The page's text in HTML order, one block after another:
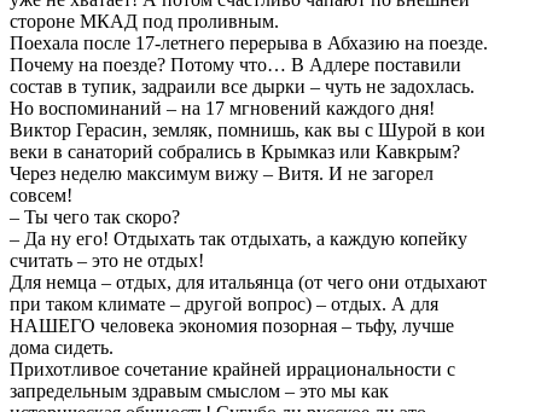
стороне МКАД под проливным.
Поехала после 17-летнего перерыва в Абхазию на поезде.
Почему на поезде? Потому что… В Адлере поставили
состав в тупик, задраили все дырки – чуть не задохлась.
Но воспоминаний – на 17 мгновений каждого дня!
Виктор Герасин, земляк, помнишь, как вы с Шурой в кои
веки в санаторий собрались в Крымказ или Кавкрым?
Через неделю максимум вижу – Витя. И не загорел
совсем!
– Ты чего так скоро?
– Да ну его! Отдыхать так отдыхать, а каждую копейку
считать – это не отдых!
Для немца – отдых, для итальянца (от чего они отдыхают
при таком климате – другой вопрос) – отдых. А для
НАШЕГО человека экономия позорная – тьфу, лучше
дома сидеть.
Прихотливое сочетание крайней иррациональности с
запредельным здравым смыслом – это мы как